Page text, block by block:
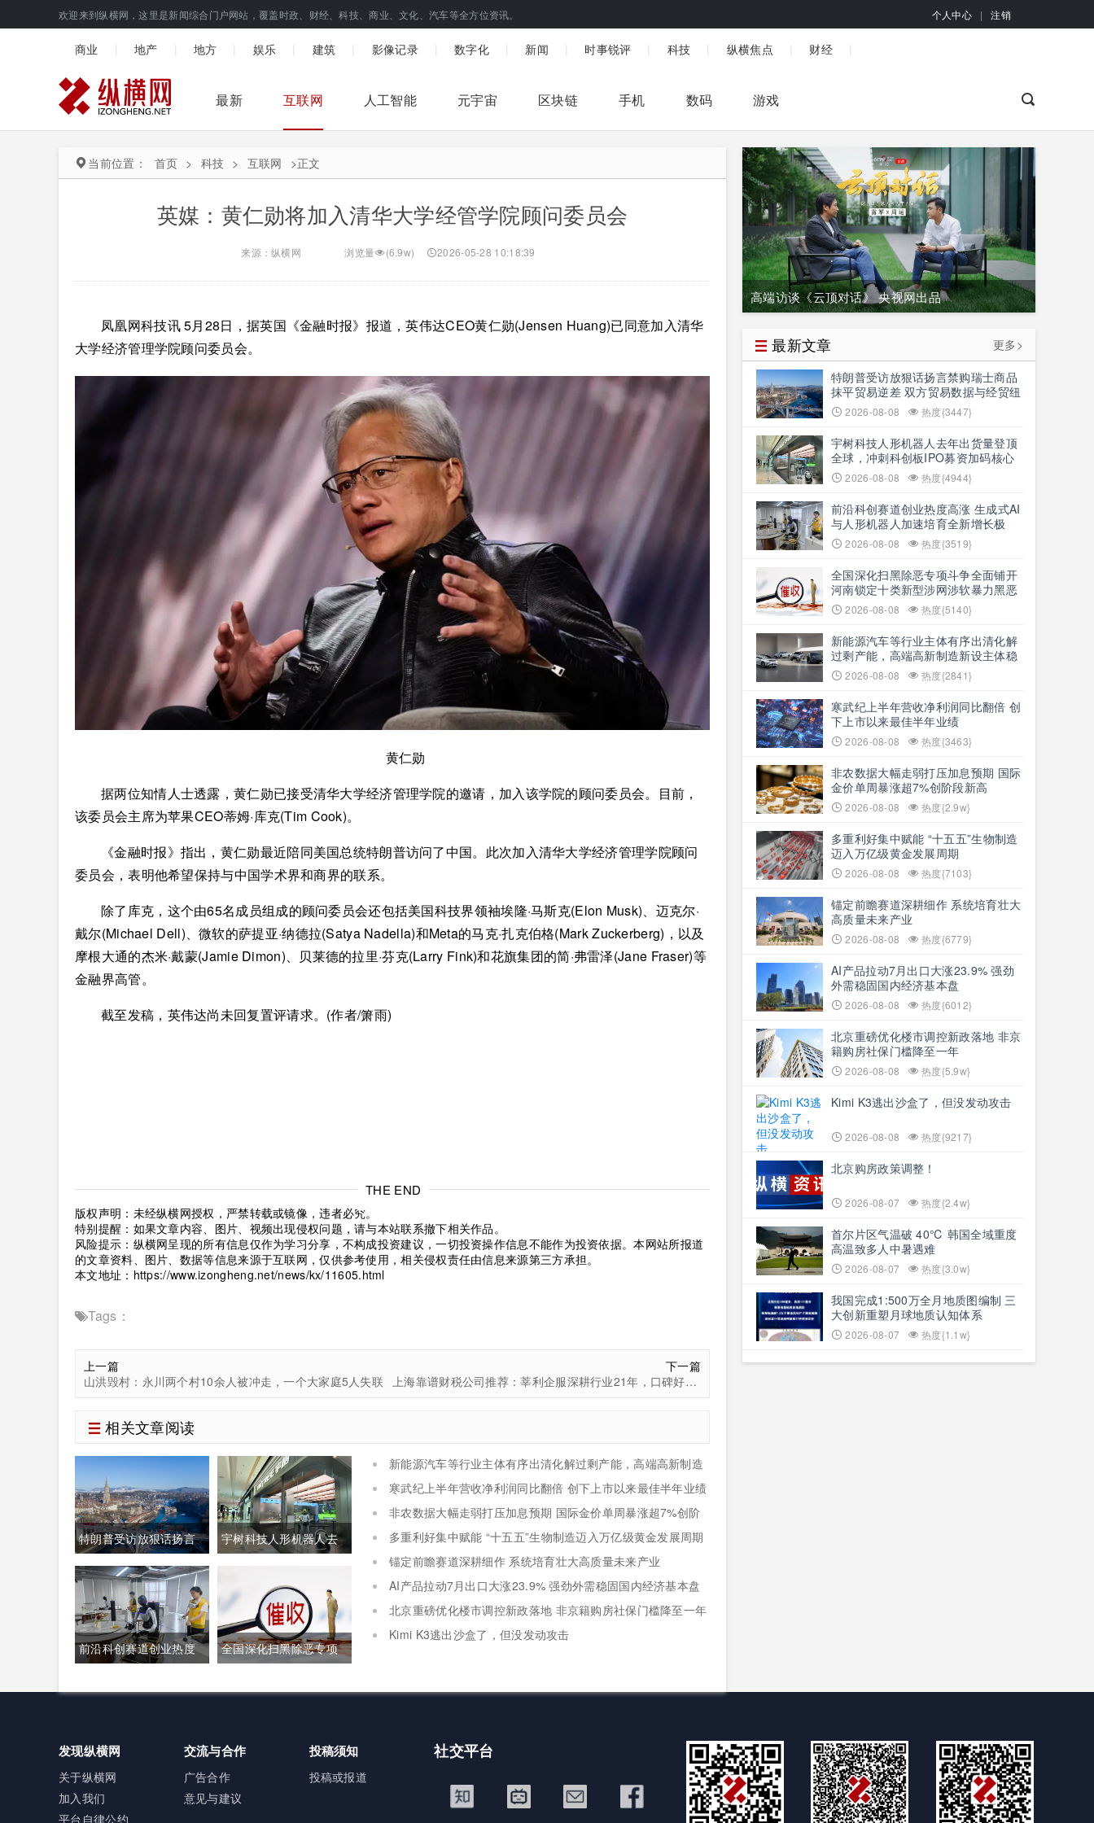
欢迎来到纵横网，这里是新闻综合门户网站，覆盖时政、财经、科技、商业、文化、汽车等全方位资讯。 个人中心 | 注销
商业 地产 地方 娱乐 建筑 影像记录 数字化 新闻 时事锐评 科技 纵横焦点 财经
最新 互联网 人工智能 元宇宙 区块链 手机 数码 游戏
当前位置： 首页 > 科技 > 互联网 >正文
英媒：黄仁勋将加入清华大学经管学院顾问委员会
来源：纵横网 浏览量 (6.9w) 2026-05-28 10:18:39
凤凰网科技讯 5月28日，据英国《金融时报》报道，英伟达CEO黄仁勋(Jensen Huang)已同意加入清华
大学经济管理学院顾问委员会。
黄仁勋
据两位知情人士透露，黄仁勋已接受清华大学经济管理学院的邀请，加入该学院的顾问委员会。目前，
该委员会主席为苹果CEO蒂姆·库克(Tim Cook)。
《金融时报》指出，黄仁勋最近陪同美国总统特朗普访问了中国。此次加入清华大学经济管理学院顾问
委员会，表明他希望保持与中国学术界和商界的联系。
除了库克，这个由65名成员组成的顾问委员会还包括美国科技界领袖埃隆·马斯克(Elon Musk)、迈克尔·
戴尔(Michael Dell)、微软的萨提亚·纳德拉(Satya Nadella)和Meta的马克·扎克伯格(Mark Zuckerberg)，以及
摩根大通的杰米·戴蒙(Jamie Dimon)、贝莱德的拉里·芬克(Larry Fink)和花旗集团的简·弗雷泽(Jane Fraser)等
金融界高管。
截至发稿，英伟达尚未回复置评请求。(作者/箫雨)
THE END
版权声明：未经纵横网授权，严禁转载或镜像，违者必究。
特别提醒：如果文章内容、图片、视频出现侵权问题，请与本站联系撤下相关作品。
风险提示：纵横网呈现的所有信息仅作为学习分享，不构成投资建议，一切投资操作信息不能作为投资依据。本网站所报道
的文章资料、图片、数据等信息来源于互联网，仅供参考使用，相关侵权责任由信息来源第三方承担。
本文地址： https://www.izongheng.net/news/kx/11605.html
Tags：
上一篇
山洪毁村：永川两个村10余人被冲走，一个大家庭5人失联
下一篇
上海靠谱财税公司推荐：莘利企服深耕行业21年，口碑好值得信赖
相关文章阅读
特朗普受访放狠话扬言
禁购瑞士商品抹平贸易
逆差 双方贸易数据与经
贸纽带实际情况反差明
显
宇树科技人形机器人去
年出货量登顶全球，冲
刺科创板IPO募资加码核
心技术研发
前沿科创赛道创业热度
极
全国深化扫黑除恶专项
黑恶犯罪精准严打
新能源汽车等行业主体有序出清化解过剩产能，高端高新制造
新设主体稳步扩容
寒武纪上半年营收净利润同比翻倍 创下上市以来最佳半年业绩
非农数据大幅走弱打压加息预期 国际金价单周暴涨超7%创阶
段新高
多重利好集中赋能 “十五五”生物制造迈入万亿级黄金发展周期
锚定前瞻赛道深耕细作 系统培育壮大高质量未来产业
AI产品拉动7月出口大涨23.9% 强劲外需稳固国内经济基本盘
北京重磅优化楼市调控新政落地 非京籍购房社保门槛降至一年
Kimi K3逃出沙盒了，但没发动攻击
高端访谈《云顶对话》 央视网出品
最新文章
更多>
特朗普受访放狠话扬言禁购瑞士商品
抹平贸易逆差 双方贸易数据与经贸纽
带实际情况反差明显
2026-08-08 热度{3447}
宇树科技人形机器人去年出货量登顶
全球，冲刺科创板IPO募资加码核心
技术研发
2026-08-08 热度{4944}
前沿科创赛道创业热度高涨 生成式AI
与人形机器人加速培育全新增长极
2026-08-08 热度{3519}
全国深化扫黑除恶专项斗争全面铺开
河南锁定十类新型涉网涉软暴力黑恶
犯罪精准严打
2026-08-08 热度{5140}
新能源汽车等行业主体有序出清化解
过剩产能，高端高新制造新设主体稳
步扩容
2026-08-08 热度{2841}
寒武纪上半年营收净利润同比翻倍 创
下上市以来最佳半年业绩
2026-08-08 热度{3463}
非农数据大幅走弱打压加息预期 国际
金价单周暴涨超7%创阶段新高
2026-08-08 热度{2.9w}
多重利好集中赋能 “十五五”生物制造
迈入万亿级黄金发展周期
2026-08-08 热度{7103}
锚定前瞻赛道深耕细作 系统培育壮大
高质量未来产业
2026-08-08 热度{6779}
AI产品拉动7月出口大涨23.9% 强劲
外需稳固国内经济基本盘
2026-08-08 热度{6012}
北京重磅优化楼市调控新政落地 非京
籍购房社保门槛降至一年
2026-08-08 热度{5.9w}
Kimi K3逃出沙盒了，但没发动攻击
2026-08-08 热度{9217}
北京购房政策调整！
2026-08-07 热度{2.4w}
首尔片区气温破 40℃ 韩国全域重度
高温致多人中暑遇难
2026-08-07 热度{3.0w}
我国完成1:500万全月地质图编制 三
大创新重塑月球地质认知体系
2026-08-07 热度{1.1w}
发现纵横网
关于纵横网
加入我们
平台自律公约
交流与合作
广告合作
意见与建议
投稿须知
投稿或报道
社交平台